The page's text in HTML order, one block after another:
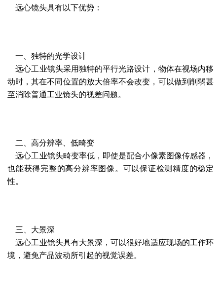
远心镜头具有以下优势：
一、独特的光学设计
远心工业镜头采用独特的平行光路设计，物体在视场内移
动时，其在不同位置的放大倍率不会改变，可以做到削弱甚
至消除普通工业镜头的视差问题。
二、高分辨率、低畸变
远心工业镜头畸变率低，即使是配合小像素图像传感器，
也能获得完整的高分辨率图像。可以保证检测精度的稳定
性。
三、大景深
远心工业镜头具有大景深，可以很好地适应现场的工作环
境，避免产品波动所引起的视觉误差。